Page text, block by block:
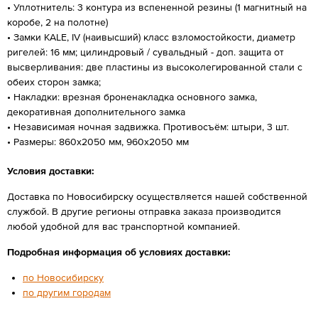
• Уплотнитель: 3 контура из вспененной резины (1 магнитный на
коробе, 2 на полотне)
• Замки KALE, IV (наивысший) класс взломостойкости, диаметр
ригелей: 16 мм; цилиндровый / сувальдный - доп. защита от
высверливания: две пластины из высоколегированной стали с
обеих сторон замка;
• Накладки: врезная броненакладка основного замка,
декоративная дополнительного замка
• Независимая ночная задвижка. Противосъём: штыри, 3 шт.
• Размеры: 860х2050 мм, 960х2050 мм
Условия доставки:
Доставка по Новосибирску осуществляется нашей собственной
службой. В другие регионы отправка заказа производится
любой удобной для вас транспортной компанией.
Подробная информация об условиях доставки:
по Новосибирску
по другим городам